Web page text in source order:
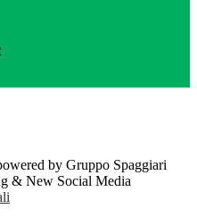
by Gruppo Spaggiari
& New Social Media